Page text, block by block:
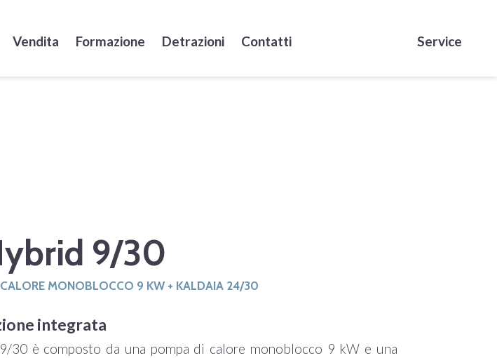
Vendita Formazione Detrazioni Contatti Service
9/30
MONOBLOCCO 9 KW + KALDAIA 24/30
integrata
30 è composto da una pompa di calore monoblocco 9 kW e una